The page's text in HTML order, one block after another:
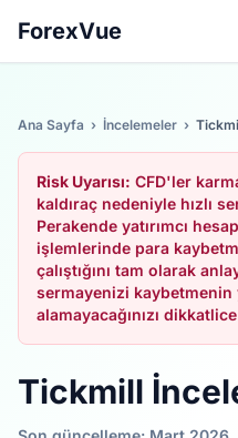
ForexVue
Ana Sayfa › İncelemeler ›
Risk Uyarısı: CFD'ler
kaldıraç nedeniyle hızlı
Perakende yatırımcı
işlemlerinde para
çalıştığını tam olarak
sermayenizi kaybetmenin
alamayacağınızı
Tickmill